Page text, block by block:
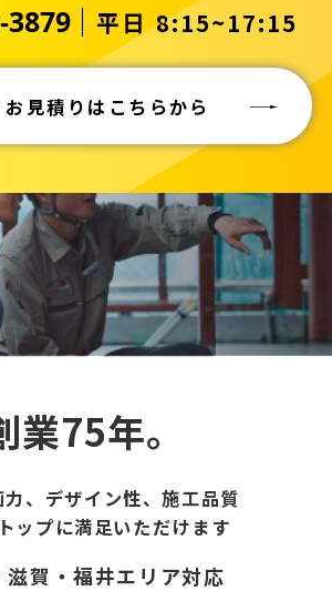
3879 平日 8:15~17:15
見積りはこちらから
業75年。
、デザイン性、施工品質
ップに満足いただけます
滋賀・福井エリア対応